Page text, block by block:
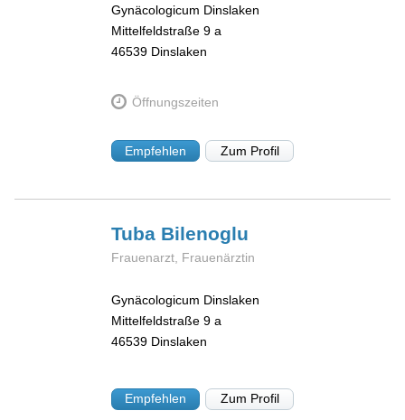
Gynäcologicum Dinslaken
Mittelfeldstraße 9 a
46539 Dinslaken
Öffnungszeiten
Empfehlen Zum Profil
Tuba Bilenoglu
Frauenarzt, Frauenärztin
Gynäcologicum Dinslaken
Mittelfeldstraße 9 a
46539 Dinslaken
Empfehlen Zum Profil